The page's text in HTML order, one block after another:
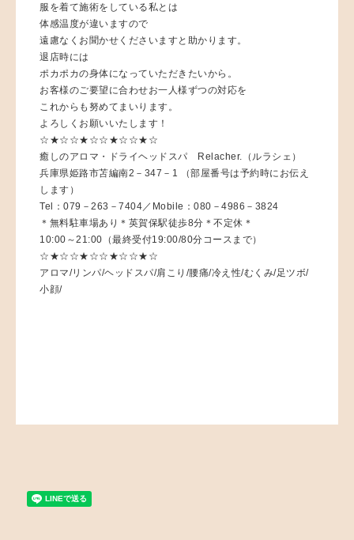
服を着て施術をしている私とは
体感温度が違いますので
遠慮なくお聞かせくださいますと助かります。
退店時には
ポカポカの身体になっていただきたいから。
お客様のご要望に合わせお一人様ずつの対応を
これからも努めてまいります。
よろしくお願いいたします！
☆★☆☆★☆☆★☆☆★☆
癒しのアロマ・ドライヘッドスパ Relacher.（ルラシェ）
兵庫県姫路市苫編南2－347－1 （部屋番号は予約時にお伝え
します）
Tel：079－263－7404／Mobile：080－4986－3824
＊無料駐車場あり＊英賀保駅徒歩8分＊不定休＊
10:00～21:00（最終受付19:00/80分コースまで）
☆★☆☆★☆☆★☆☆★☆
アロマ/リンパ/ヘッドスパ/肩こり/腰痛/冷え性/むくみ/足ツボ/
小顔/